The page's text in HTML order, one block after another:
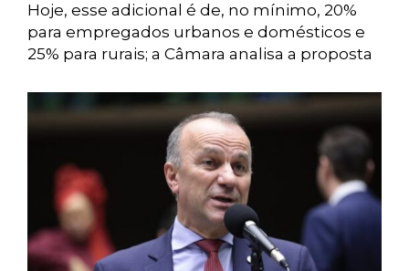
Hoje, esse adicional é de, no mínimo, 20%
para empregados urbanos e domésticos e
25% para rurais; a Câmara analisa a proposta